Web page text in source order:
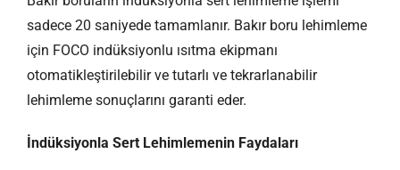
sadece 20 saniyede tamamlanır. Bakır boru lehimleme
için FOCO indüksiyonlu ısıtma ekipmanı
otomatikleştirilebilir ve tutarlı ve tekrarlanabilir
lehimleme sonuçlarını garanti eder.
İndüksiyonla Sert Lehimlemenin Faydaları